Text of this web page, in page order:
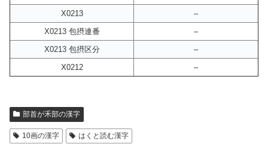
X0213
–
X0213 包摂連番
–
X0213 包摂区分
–
X0212
–
部首が禾部の漢字
10画の漢字 はくと読む漢字